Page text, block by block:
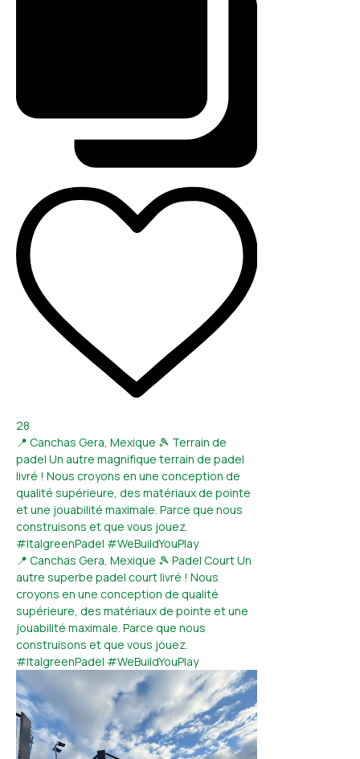
28
📍 Canchas Gera, Mexique 🎾 Terrain de
padel Un autre magnifique terrain de padel
livré ! Nous croyons en une conception de
qualité supérieure, des matériaux de pointe
et une jouabilité maximale. Parce que nous
construisons et que vous jouez.
#ItalgreenPadel #WeBuildYouPlay
📍 Canchas Gera, Mexique 🎾 Padel Court Un
autre superbe padel court livré ! Nous
croyons en une conception de qualité
supérieure, des matériaux de pointe et une
jouabilité maximale. Parce que nous
construisons et que vous jouez.
#ItalgreenPadel #WeBuildYouPlay